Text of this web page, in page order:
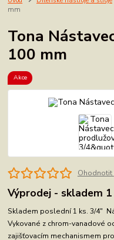
mm
Tona
100 mm
Akce
Výprodej - skladem
Skladem poslední 1 ks. 3/4"
Vykované z chrom-vanadové
zajišťovacím mechanismem